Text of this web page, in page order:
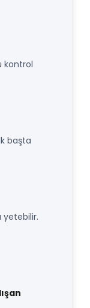
kontrol
başta
yetebilir.